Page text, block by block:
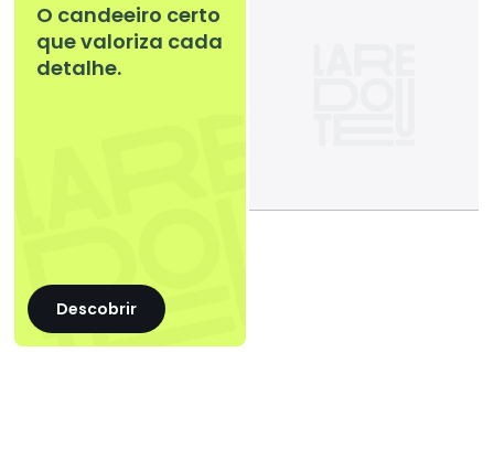
O candeeiro certo
que valoriza cada
detalhe.
Descobrir